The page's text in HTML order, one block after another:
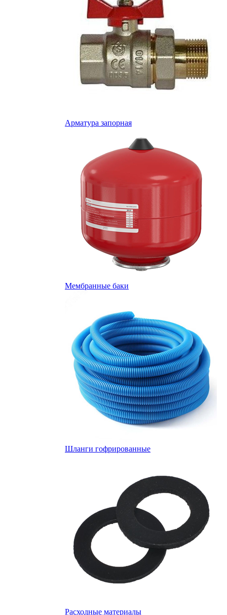
Арматура запорная
Мембранные баки
Шланги гофрированные
Расходные материалы